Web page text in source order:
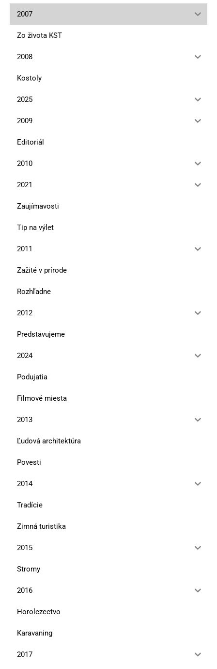
2007
Zo života KST
2008
Kostoly
2025
2009
Editoriál
2010
2021
Zaujímavosti
Tip na výlet
2011
Zažité v prírode
Rozhľadne
2012
Predstavujeme
2024
Podujatia
Filmové miesta
2013
Ľudová architektúra
Povesti
2014
Tradície
Zimná turistika
2015
Stromy
2016
Horolezectvo
Karavaning
2017